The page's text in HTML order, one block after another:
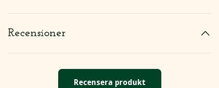
Recensioner
Recensera produkt